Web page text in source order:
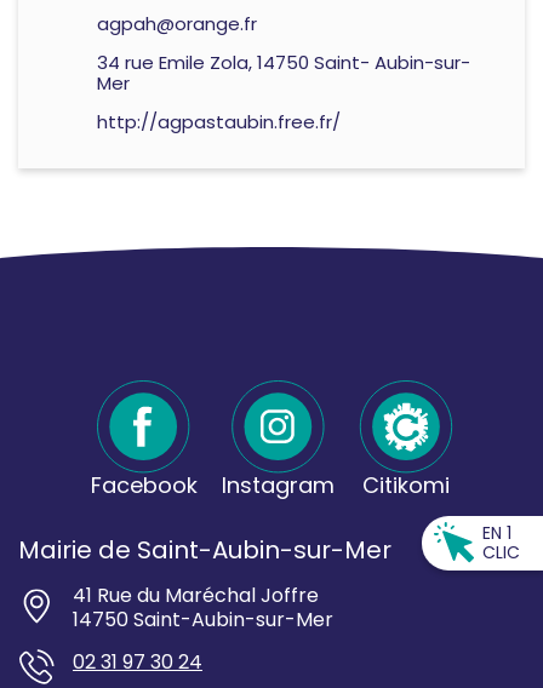
agpah@orange.fr
34 rue Emile Zola, 14750 Saint- Aubin-sur-
Mer
http://agpastaubin.free.fr/
Facebook Instagram Citikomi
Mairie de Saint-Aubin-sur-Mer
41 Rue du Maréchal Joffre
14750 Saint-Aubin-sur-Mer
02 31 97 30 24
EN 1
CLIC